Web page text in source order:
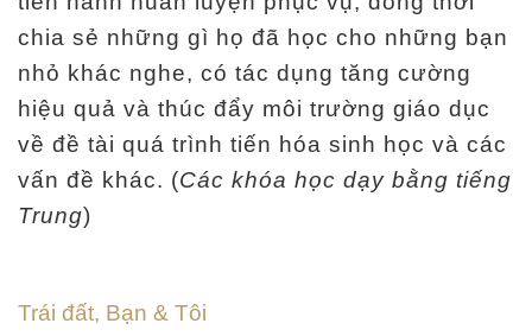
chia sẻ những gì họ đã học cho những bạn
nhỏ khác nghe, có tác dụng tăng cường
hiệu quả và thúc đẩy môi trường giáo dục
về đề tài quá trình tiến hóa sinh học và các
vấn đề khác. (Các khóa học dạy bằng tiếng
Trung)
Trái đất, Bạn & Tôi